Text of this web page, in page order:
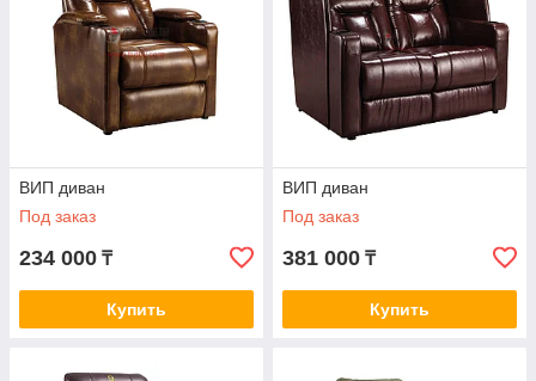
ВИП диван
Под заказ
234 000 ₸
Купить
ВИП диван
Под заказ
381 000 ₸
Купить